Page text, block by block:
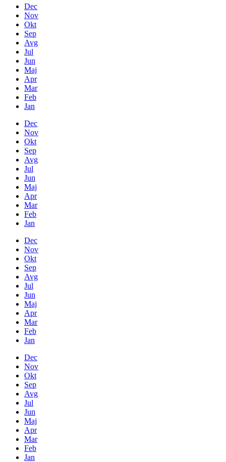
Dec
Nov
Okt
Sep
Avg
Jul
Jun
Maj
Apr
Mar
Feb
Jan
Dec
Nov
Okt
Sep
Avg
Jul
Jun
Maj
Apr
Mar
Feb
Jan
Dec
Nov
Okt
Sep
Avg
Jul
Jun
Maj
Apr
Mar
Feb
Jan
Dec
Nov
Okt
Sep
Avg
Jul
Jun
Maj
Apr
Mar
Feb
Jan